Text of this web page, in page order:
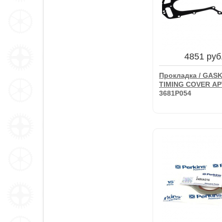
Прокладка
В корзину
4851
Прокладка /
TIMING COVER
3681P054
4851